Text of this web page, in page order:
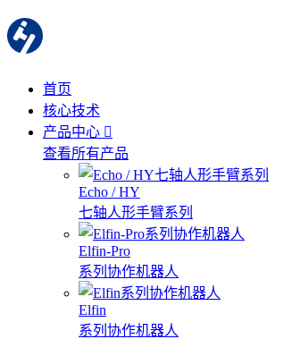
首页
核心技术
产品中心
查看所有产品
Echo / HY
七轴人形手臂系列
Elfin-Pro
系列协作机器人
Elfin
系列协作机器人